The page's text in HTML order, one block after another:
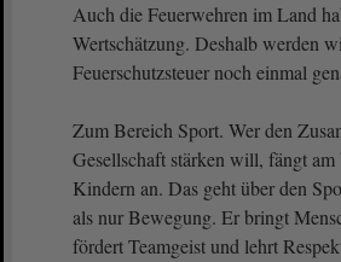
Auch die Feuerwehren im Land
Wertschätzung. Deshalb werden
Feuerschutzsteuer noch einmal
Zum Bereich Sport. Wer den
Gesellschaft stärken will, fängt am
Kindern an. Das geht über den
als nur Bewegung. Er bringt
fördert Teamgeist und lehrt